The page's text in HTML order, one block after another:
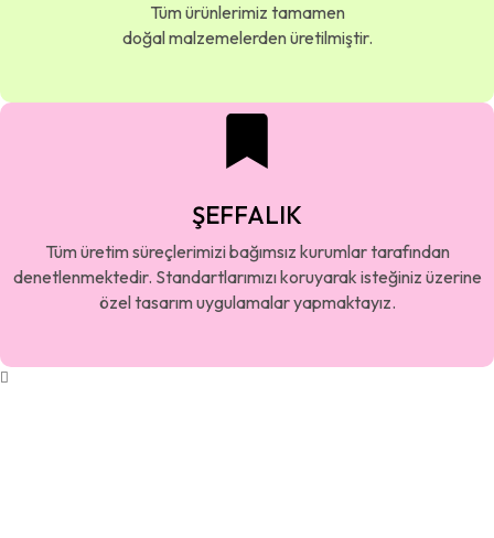
Tüm ürünlerimiz tamamen
doğal malzemelerden üretilmiştir.
ŞEFFALIK
Tüm üretim süreçlerimizi bağımsız kurumlar tarafından
denetlenmektedir. Standartlarımızı koruyarak isteğiniz üzerine
özel tasarım uygulamalar yapmaktayız.